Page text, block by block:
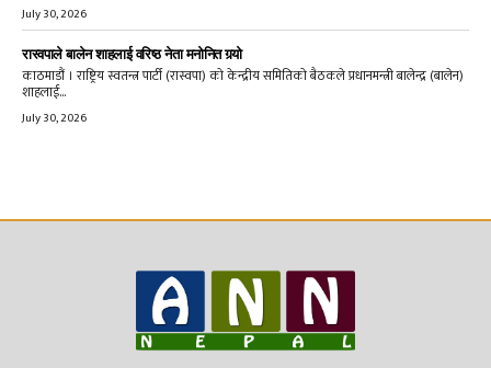
July 30, 2026
रास्वपाले बालेन शाहलाई वरिष्ठ नेता मनोनित गर्‍यो
काठमाडौं । राष्ट्रिय स्वतन्त्र पार्टी (रास्वपा) को केन्द्रीय समितिको बैठकले प्रधानमन्त्री बालेन्द्र (बालेन)
शाहलाई...
July 30, 2026